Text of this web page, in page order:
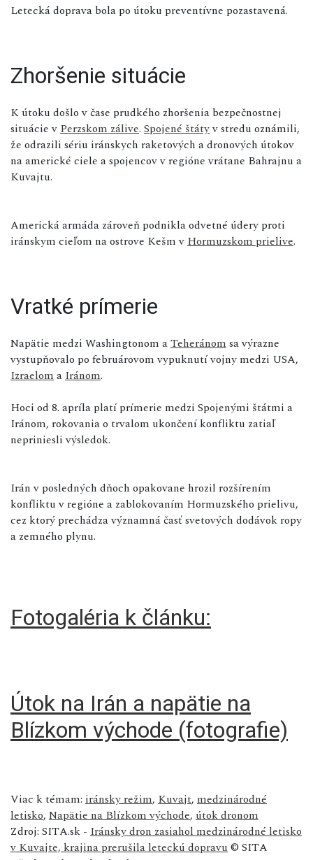
Letecká doprava bola po útoku preventívne pozastavená.
Zhoršenie situácie
K útoku došlo v čase prudkého zhoršenia bezpečnostnej
situácie v Perzskom zálive. Spojené štátyv stredu oznámili,
že odrazili sériu iránskych raketových a dronových útokov
na americké ciele a spojencov v regióne vrátane Bahrajnu a
Kuvajtu.
Americká armáda zároveň podnikla odvetné údery proti
iránskym cieľom na ostrove Kešm v Hormuzskom prielive.
Vratké prímerie
Napätie medzi Washingtonom aTeheránom sa výrazne
vystupňovalo po februárovom vypuknutí vojny medzi USA,
Izraelom a Iránom.
Hoci od 8. apríla platí prímerie medzi Spojenými štátmi a
Iránom, rokovania o trvalom ukončení konfliktu zatiaľ
nepriniesli výsledok.
Irán v posledných dňoch opakovane hrozil rozšírením
konfliktu v regióne a zablokovaním Hormuzského prielivu,
cez ktorý prechádza významná časť svetových dodávok ropy
a zemného plynu.
Fotogaléria k článku:
Útok na Irán a napätie na
Blízkom východe (fotografie)
Viac k témam: iránsky režim, Kuvajt, medzinárodné
letisko, Napätie na Blízkom východe, útok dronom
Zdroj: SITA.sk - Iránsky dron zasiahol medzinárodné letisko
v Kuvajte, krajina prerušila leteckú dopravu © SITA